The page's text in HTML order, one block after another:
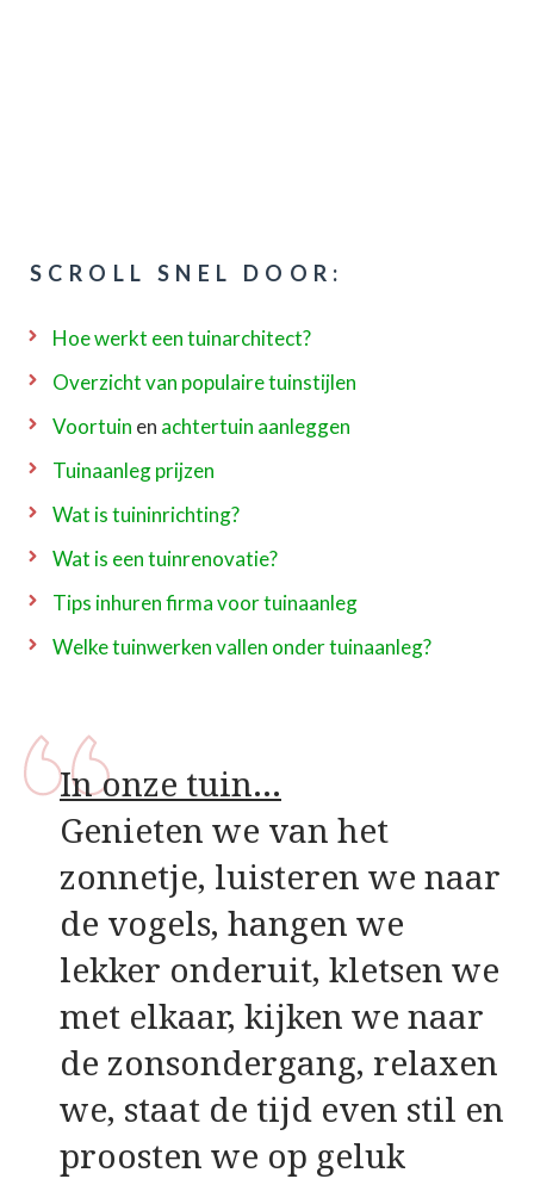
SCROLL SNEL DOOR:
Hoe werkt een tuinarchitect?
Overzicht van populaire tuinstijlen
Voortuin en achtertuin aanleggen
Tuinaanleg prijzen
Wat is tuininrichting?
Wat is een tuinrenovatie?
Tips inhuren firma voor tuinaanleg
Welke tuinwerken vallen onder tuinaanleg?
In onze tuin…
Genieten we van het
zonnetje, luisteren we naar
de vogels, hangen we
lekker onderuit, kletsen we
met elkaar, kijken we naar
de zonsondergang, relaxen
we, staat de tijd even stil en
proosten we op geluk